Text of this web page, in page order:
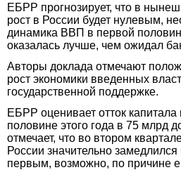
ЕБРР прогнозирует, что в
рост в России будет нулевым,
динамика ВВП в первой
оказалась лучше, чем ожидал
Авторы доклада отмечают
рост экономики введенных
государственной поддержке.
ЕБРР оценивает отток
половине этого года в 75 млрд
отмечает, что во втором
России значительно
первым, возможно, по причине